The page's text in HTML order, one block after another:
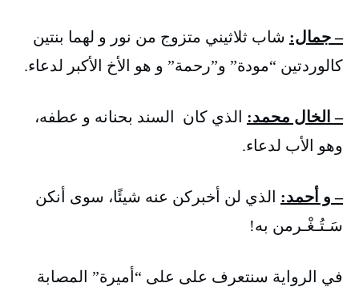
– جمال: شاب ثلاثيني متزوج من نور و لهما بنتين
كالوردتين “مودة” و”رحمة” و هو الأخ الأكبر لدعاء.
– الخال محمد: الذي كان السند بحنانه و عطفه،
وهو الأب لدعاء.
– و أحمد: الذي لن أخبركن عنه شيئًا، سوى أنكن
سَـتُـغْـرمن به!
في الرواية سنتعرف على على “أميرة” المصابة